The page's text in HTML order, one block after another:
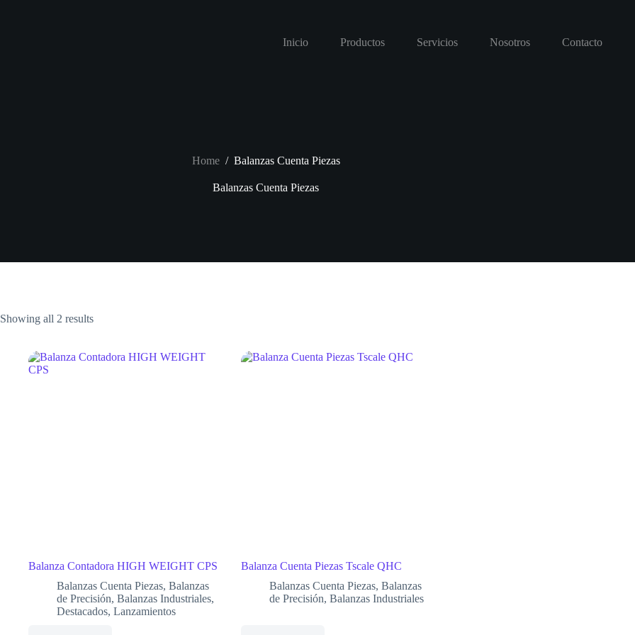
Inicio
Productos Servicios Nosotros Contacto
Home / Balanzas Cuenta Piezas
Balanzas Cuenta Piezas
Showing all 2 results
Balanza Contadora HIGH WEIGHT CPS
Balanzas Cuenta Piezas, Balanzas
de Precisión, Balanzas Industriales,
Destacados, Lanzamientos
Balanza Cuenta Piezas Tscale QHC
Balanzas Cuenta Piezas, Balanzas
de Precisión, Balanzas Industriales